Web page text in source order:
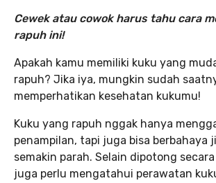
Cewek atau cowok harus tahu cara
rapuh ini!
Apakah kamu memiliki kuku yang
rapuh? Jika iya, mungkin sudah
memperhatikan kesehatan kukumu!
Kuku yang rapuh nggak hanya
penampilan, tapi juga bisa berbahaya
semakin parah. Selain dipotong
juga perlu mengatahui perawatan